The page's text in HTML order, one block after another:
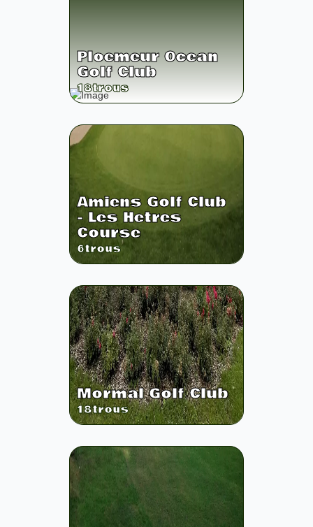
Ploemeur Ocean
Golf Club
18trous
Amiens Golf Club
- Les Hetres
Course
6trous
Mormal Golf Club
18trous